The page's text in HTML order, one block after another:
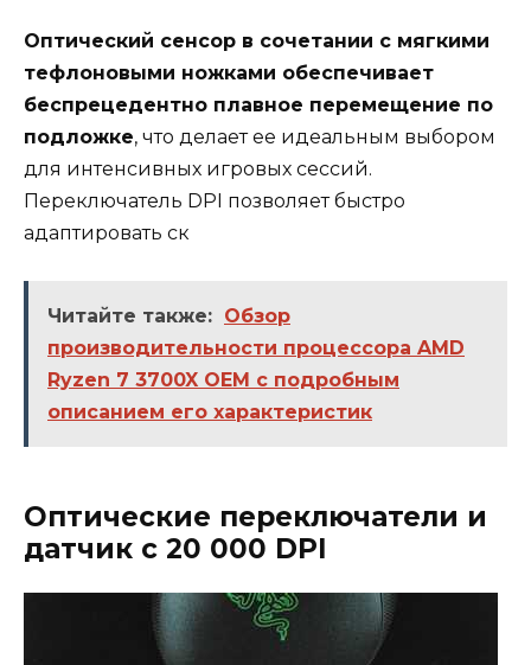
Оптический сенсор в сочетании с мягкими
тефлоновыми ножками обеспечивает
беспрецедентно плавное перемещение по
подложке, что делает ее идеальным выбором
для интенсивных игровых сессий.
Переключатель DPI позволяет быстро
адаптировать ск
Читайте также: Обзор
производительности процессора AMD
Ryzen 7 3700X OEM с подробным
описанием его характеристик
Оптические переключатели и
датчик с 20 000 DPI